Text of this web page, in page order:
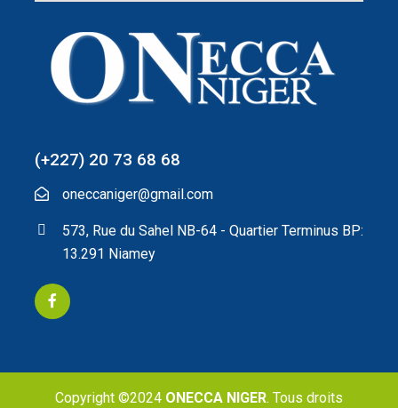
(+227) 20 73 68 68
oneccaniger@gmail.com
573, Rue du Sahel NB-64 - Quartier Terminus BP:
13.291 Niamey
Copyright ©2024 ONECCA NIGER. Tous droits